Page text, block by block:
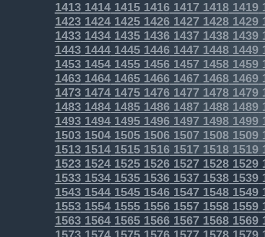
14131414141514161417 14181419
1423142414251426142714281429
14331434143514361437 14381439
14431444144514461447 14481449
14531454145514561457 14581459
14631464146514661467 14681469
14731474147514761477 14781479
14831484148514861487 14881489
14931494149514961497 14981499
15031504150515061507 15081509
15131514151515161517 15181519
1523152415251526152715281529
1533153415351536153715381539
1543154415451546154715481549
1553155415551556155715581559
1563156415651566156715681569